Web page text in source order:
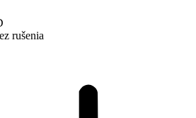
rušenia